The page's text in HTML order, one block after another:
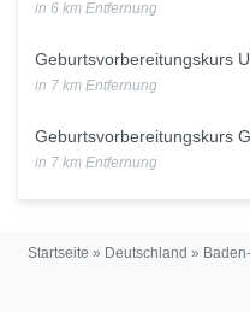
in 6 km Entfernung
Geburtsvorbereitungskurs
in 7 km Entfernung
Geburtsvorbereitungskurs
in 7 km Entfernung
Startseite » Deutschland »